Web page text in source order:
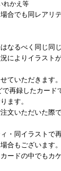
れかえ等
合でも同レアリ
なるべく同じ同
によりイラスト
ていただきます。
再録したカード
ます。
文いただいた際
・同イラストで
合もございます。
ードの中でもカ